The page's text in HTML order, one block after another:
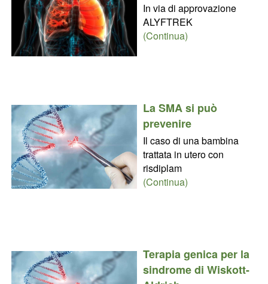
In via di approvazione
ALYFTREK
(Continua)
La SMA si può
prevenire
Il caso di una bambina
trattata in utero con
risdiplam
(Continua)
Terapia genica per la
sindrome di Wiskott-